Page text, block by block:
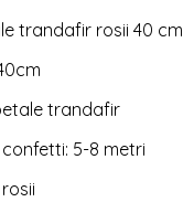
trandafir rosii 40 cm
trandafir
5-8 metri